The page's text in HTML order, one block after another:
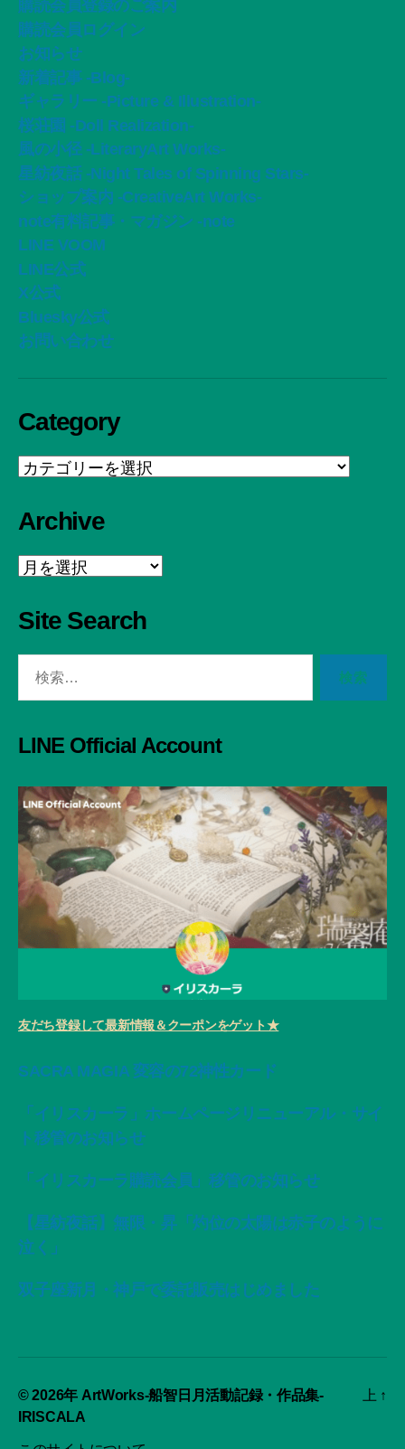
購読会員登録のご案内
購読会員ログイン
お知らせ
新着記事 -Blog-
ギャラリー -Picture & Illustration-
桜荘園 -Doll Realization-
風の小径 -LiteraryArt Works-
星紡夜話 -Night Tales of Spinning Stars-
ショップ案内 -CreativeArt Works-
note有料記事・マガジン -note
LINE VOOM
LINE公式
X公式
Bluesky公式
お問い合わせ
Category
Category
Archive
Archive
Site Search
LINE Official Account
友だち登録して最新情報＆クーポンをゲット★
SACRA MAGIA 変容の72神性カード
「イリスカーラ」ホームページリニューアル・サイ
ト移管のお知らせ
「イリスカーラ購読会員」移管のお知らせ
【星紡夜話】無限・昇「灼位の太陽は赤子のように
泣く」
双子座新月・神戸で委託販売はじめました
© 2026年 ArtWorks-船智日月活動記録・作品集-
IRISCALA
上 ↑